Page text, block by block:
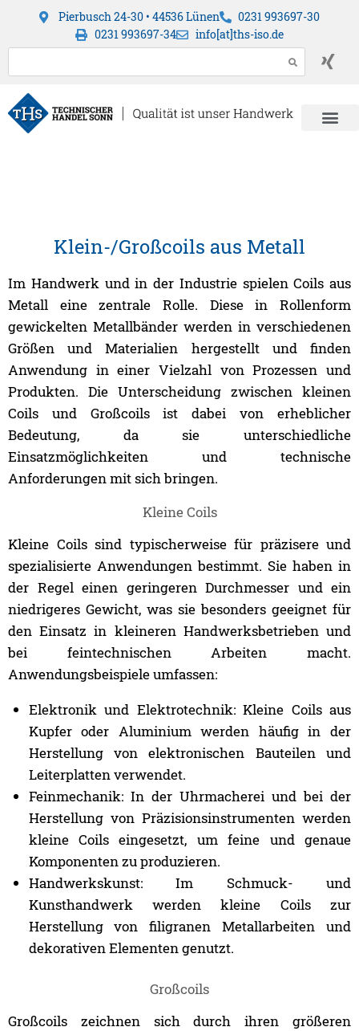
Pierbusch 24-30 • 44536 Lünen
0231 993697-30
0231 993697-34
info[at]ths-iso.de
Klein-/Großcoils aus Metall
Im Handwerk und in der Industrie spielen Coils aus
Metall eine zentrale Rolle. Diese in Rollenform
gewickelten Metallbänder werden in verschiedenen
Größen und Materialien hergestellt und finden
Anwendung in einer Vielzahl von Prozessen und
Produkten. Die Unterscheidung zwischen kleinen
Coils und Großcoils ist dabei von erheblicher
Bedeutung, da sie unterschiedliche
Einsatzmöglichkeiten und technische
Anforderungen mit sich bringen.
Kleine Coils
Kleine Coils sind typischerweise für präzisere und
spezialisierte Anwendungen bestimmt. Sie haben in
der Regel einen geringeren Durchmesser und ein
niedrigeres Gewicht, was sie besonders geeignet für
den Einsatz in kleineren Handwerksbetrieben und
bei feintechnischen Arbeiten macht.
Anwendungsbeispiele umfassen:
Elektronik und Elektrotechnik: Kleine Coils aus
Kupfer oder Aluminium werden häufig in der
Herstellung von elektronischen Bauteilen und
Leiterplatten verwendet.
Feinmechanik: In der Uhrmacherei und bei der
Herstellung von Präzisionsinstrumenten werden
kleine Coils eingesetzt, um feine und genaue
Komponenten zu produzieren.
Handwerkskunst: Im Schmuck- und
Kunsthandwerk werden kleine Coils zur
Herstellung von filigranen Metallarbeiten und
dekorativen Elementen genutzt.
Großcoils
Großcoils zeichnen sich durch ihren größeren